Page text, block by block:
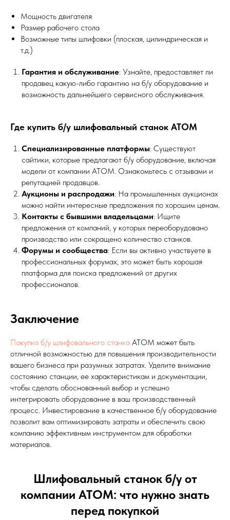
Мощность двигателя
Размер рабочего стола
Возможные типы шлифовки (плоская, цилиндрическая и
т.д.)
Гарантия и обслуживание: Узнайте, предоставляет ли
продавец какую-либо гарантию на б/у оборудование и
возможность дальнейшего сервисного обслуживания.
Где купить б/у шлифовальный станок АТОМ
Специализированные платформы: Существуют
сайтики, которые предлагают б/у оборудование, включая
модели от компании АТОМ. Ознакомьтесь с отзывами и
репутацией продавцов.
Аукционы и распродажи: На промышленных аукционах
можно найти интересные предложения по хорошим ценам.
Контакты с бывшими владельцами: Ищите
предложения от компаний, у которых переоборудовано
производство или сокращено количество станков.
Форумы и сообщества: Если вы активно участвуете в
профессиональных форумах, это может быть хорошая
платформа для поиска предложений от других
профессионалов.
Заключение
Покупка б/у шлифовального станка АТОМ может быть
отличной возможностью для повышения производительности
вашего бизнеса при разумных затратах. Уделите внимание
состоянию станции, ее характеристикам и документации,
чтобы сделать обоснованный выбор и успешно
интегрировать оборудование в ваш производственный
процесс. Инвестирование в качественное б/у оборудование
позволит вам оптимизировать затраты и обеспечить свою
компанию эффективным инструментом для обработки
материалов.
Шлифовальный станок б/у от
компании АТОМ: что нужно знать
перед покупкой